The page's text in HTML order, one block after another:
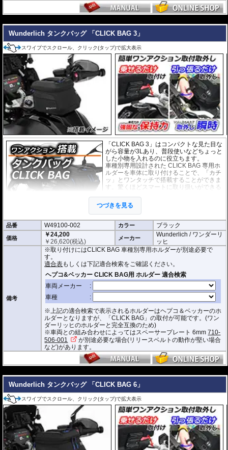
Wunderlich タンクバッグ 「CLICK BAG 3」
スワイプでスクロール、クリック(タップ)で拡大表示
「CLICK BAG 3」はコンパクトな見た目な
がら容量が3Lあり、普段使いなどちょっと
した小物を入れるのに役立ちます。
車種別専用設計された CLICK BAG 専用ホ
ルダーを車体に取り付けることで、「カチ
ッ」とワンタッチで搭載することができま
す。驚くほどスマートに取り扱いができる
現。
撥水加工が施された耐久性が非常に高い生
地を採用。
形状保持設計で、中身が空の状態でも型崩れせず、高速走行におけるバタつ
きを防ぎます。
防水インナー、防水ジッパーを装備しており、高い防水性能を有しておりま
す。(完全防水を保証するものではありません)
ジッパーにはタグが付けられており、グローブを付けたままでも簡単に開け
閉めできます。
バッグをホルダーから取り外す時もレシーバーのストラップを引くだけ。給
油時も邪魔になりません。
オプションでスペーサー
をご用意しております。タンクとタンクバッグのク
リアランスの調節が可能です。
D x W x H(cm) : 約 23 x 18.5 x 14.5
※サイズ/画像からハンドルなどと干渉しないことをあらかじめご確認の上お求
つづきを見る
品番 W49100-002 カラー ブラック
価格
￥24,200
￥26,620(税込) メーカー
Wunderlich / ワンダーリ
ッヒ
備考
※取り付けにはCLICK BAG 車種別専用ホルダーが別途必要で
す。
適合表もしくは下記適合検索をご確認ください。
※上記の適合検索で表示されるホルダーはヘプコ＆ベッカーのホ
ルダーとなりますが、「CLICK BAG」の取付が可能です。(ワン
ダーリッヒのホルダーと完全互換のため)
※車両との組み合わせによってはスペーサープレート 6mm710-
506-001
が別途必要な場合(リリースベルトの動作が堅い場合
など)があります。
Wunderlich タンクバッグ 「CLICK BAG 6」
スワイプでスクロール、クリック(タップ)で拡大表示